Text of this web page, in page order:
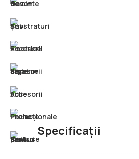
Specificații